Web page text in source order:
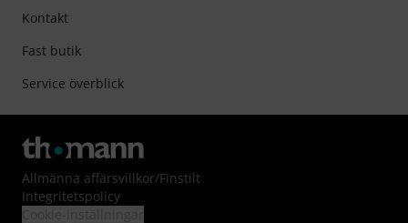
Kontakt
Fast butik
Service överblick
Allmänna affärsvillkor/Finstilt
Integritetspolicy